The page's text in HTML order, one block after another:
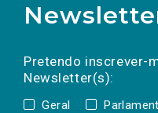
Pretendo inscrever-
Newsletter(s):
Geral
a(s) newsletter(s).
mail